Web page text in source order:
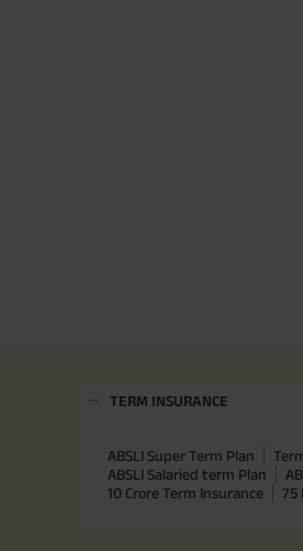
TERM INSURANCE
ABSLI Super Term Plan
ABSLI Salaried term Plan
10 Crore Term Insurance
75